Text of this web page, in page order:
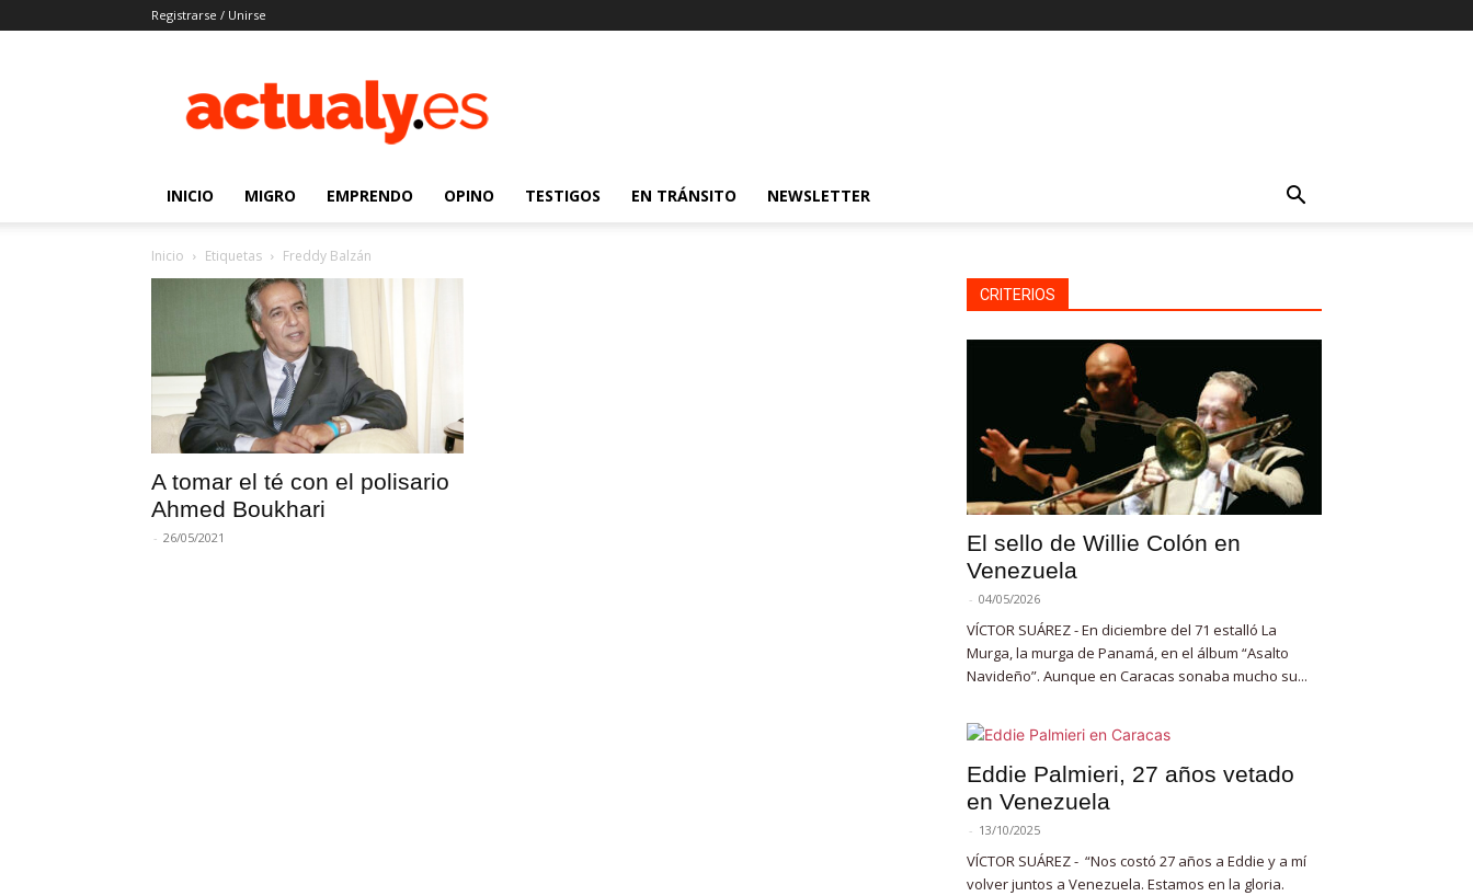
Registrarse / Unirse
|
Noticias
venezolanos
INICIO MIGRO EMPRENDO OPINO TESTIGOS EN TRÁNSITO NEWSLETTER
Inicio Etiquetas Freddy Balzán
A tomar el té con el polisario
Ahmed Boukhari
- 26/05/2021
CRITERIOS
El sello de Willie Colón en
Venezuela
- 04/05/2026
VÍCTOR SUÁREZ - En diciembre del 71 estalló La
Murga, la murga de Panamá, en el álbum “Asalto
Navideño”. Aunque en Caracas sonaba mucho su...
Eddie Palmieri, 27 años vetado
en Venezuela
- 13/10/2025
VÍCTOR SUÁREZ - “Nos costó 27 años a Eddie y a mí
volver juntos a Venezuela. Estamos en la gloria.